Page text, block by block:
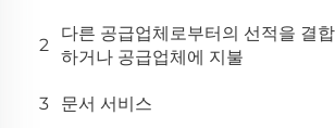
2
다른 공급업체로부터의 선적을 결합
하거나 공급업체에 지불
3 문서 서비스